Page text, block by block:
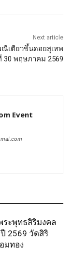
Next article
ณีเตียวขึ้นดอยสุเทพ
30 พฤษภาคม 2569
Event
ะพุทธสิริมงคล
2569 วัดสิริ
มทอง